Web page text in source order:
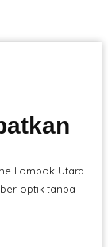
Lombok Utara.
optik tanpa